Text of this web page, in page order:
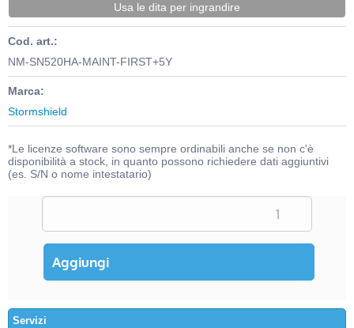
Usa le dita per ingrandire
Cod. art.:
NM-SN520HA-MAINT-FIRST+5Y
Marca:
Stormshield
*Le licenze software sono sempre ordinabili anche se non c'è
disponibilità a stock, in quanto possono richiedere dati aggiuntivi
(es. S/N o nome intestatario)
Servizi